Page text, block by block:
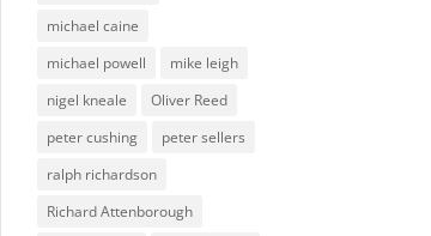
michael caine
michael powell
mike leigh
nigel kneale
Oliver Reed
peter cushing
peter sellers
ralph richardson
Richard Attenborough